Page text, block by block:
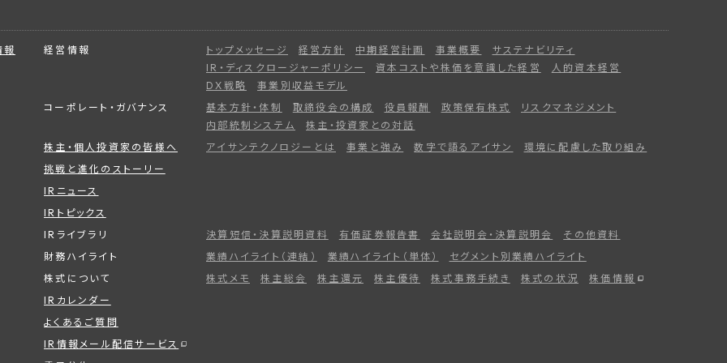
報 経営情報 トップメッセージ 経営方針 中期経営計画 事業概要
サステナビリティ
IR・ディスクロージャーポリシー
資本コストや株価を意識した経営
人的資本経営
DX戦略
事業別収益モデル
コーポレート・ガバナンス
基本方針・体制 取締役会の構成 役員報酬 政策保有株式
リスクマネジメント
内部統制システム
株主・投資家との対話
株主・個人投資家の皆様へ
アイサンテクノロジーとは 事業と強み 数字で語るアイサン
環境に配慮した取り組み
挑戦と進化のストーリー
IRニュース
IRトピックス
IRライブラリ
決算短信・決算説明資料 有価証券報告書 会社説明会・決算説明会
その他資料
財務ハイライト
業績ハイライト（連結） 業績ハイライト（単体）
セグメント別業績ハイライト
株式について
株式メモ 株主総会 株主還元 株主優待 株式事務手続き 株式の状況
株価情報
IRカレンダー
よくあるご質問
IR情報メール配信サービス